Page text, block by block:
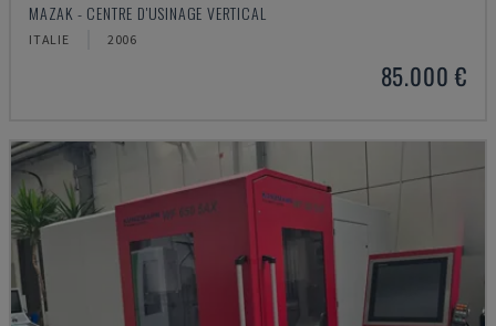
MAZAK - CENTRE D'USINAGE VERTICAL
ITALIE 2006
85.000 €